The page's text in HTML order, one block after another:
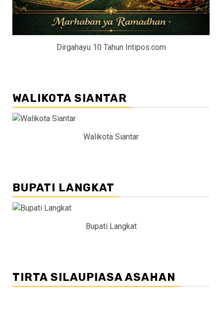
Dirgahayu 10 Tahun Intipos.com
WALIKOTA SIANTAR
Walikota Siantar
BUPATI LANGKAT
Bupati Langkat
TIRTA SILAUPIASA ASAHAN